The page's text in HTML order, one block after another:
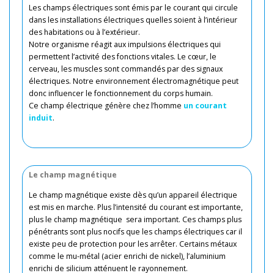
Les champs électriques sont émis par le courant qui circule
dans les installations électriques quelles soient à l’intérieur
des habitations ou à l’extérieur.
Notre organisme réagit aux impulsions électriques qui
permettent l’activité des fonctions vitales. Le cœur, le
cerveau, les muscles sont commandés par des signaux
électriques. Notre environnement électromagnétique peut
donc influencer le fonctionnement du corps humain.
Ce champ électrique génère chez l’homme un courant
induit.
Le champ magnétique
Le champ magnétique existe dès qu’un appareil électrique
est mis en marche. Plus l’intensité du courant est importante,
plus le champ magnétique sera important. Ces champs plus
pénétrants sont plus nocifs que les champs électriques car il
existe peu de protection pour les arrêter. Certains métaux
comme le mu-métal (acier enrichi de nickel), l’aluminium
enrichi de silicium atténuent le rayonnement.